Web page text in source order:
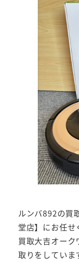
ルンバ892の買
堂店】にお任せ
買取大吉オー
取りをしていま